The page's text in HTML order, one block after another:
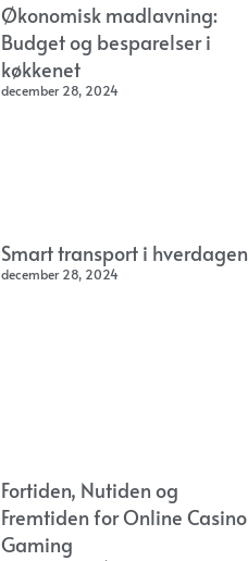
Økonomisk madlavning:
Budget og besparelser i
køkkenet
december 28, 2024
Smart transport i hverdagen
december 28, 2024
Fortiden, Nutiden og
Fremtiden for Online Casino
Gaming